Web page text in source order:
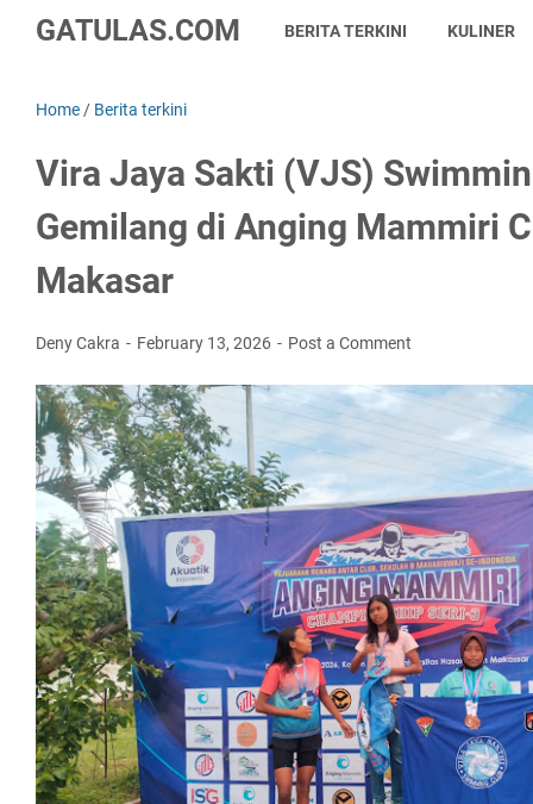
GATULAS.COM BERITA TERKINI KULINER
Home / Berita terkini
Vira Jaya Sakti (VJS)
Gemilang di Anging Mammiri
Makasar
Deny Cakra February 13, 2026 Post a Comment